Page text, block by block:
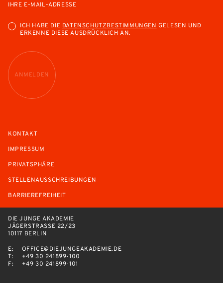
IHRE E-MAIL-ADRESSE
ICH HABE DIEDATENSCHUTZBESTIMMUNGENGELESEN UND
ERKENNE DIESE AUSDRÜCKLICH AN.
ANMELDEN
KONTAKT
IMPRESSUM
PRIVATSPHÄRE
STELLENAUSSCHREIBUNGEN
BARRIEREFREIHEIT
DIE JUNGE AKADEMIE
JÄGERSTRASSE 22/23
10117 BERLIN
E:
OFFICE@DIEJUNGEAKADEMIE.DE
T:
+49 30 241899-100
F:
+49 30 241899-101